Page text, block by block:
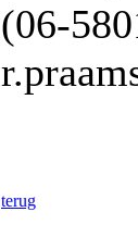
(06-
terug